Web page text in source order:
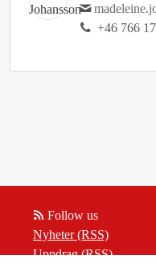
+46 766
Follow us
Nyheter (RSS)
Uppdrag (RSS)